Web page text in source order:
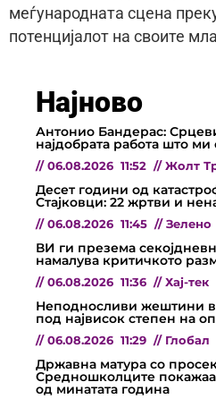
меѓународната сцена
потенцијалот на своите
Најново
Антонио Бандерас:
најдобрата работа што ми
// 06.08.2026 11:52 // Жолт
Десет години од
Стајковци: 22 жртви и
// 06.08.2026 11:45 // Зелено
ВИ ги презема
намалува критичкото
// 06.08.2026 11:36 // Хај-тек
Неподносливи жештини
под највисок степен на
// 06.08.2026 11:29 // Глобал
Државна матура со
Средношколците
од минатата година